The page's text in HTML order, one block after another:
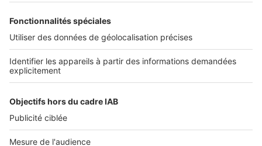
Tous nos services pro
Accès client
À DÉCOUVRIR
Annuaire des professionnels
Tout l'immobilier
Toutes les villes
Tous les départements